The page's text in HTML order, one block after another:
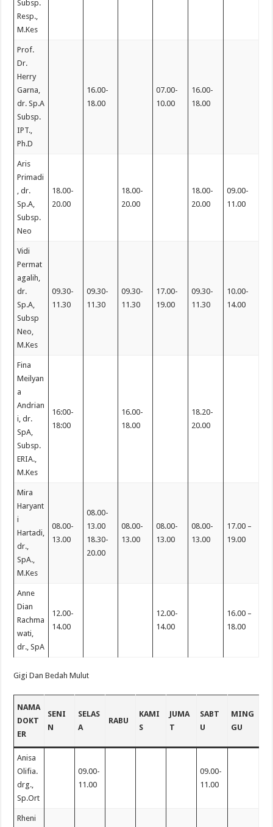
Subsp.
Resp.,
M.Kes
Prof.
Dr.
Herry
Garna,
dr. Sp.A
Subsp.
IPT.,
Ph.D
16.00-
18.00
07.00-
10.00
16.00-
18.00
Aris
Primadi
, dr.
Sp.A,
Subsp.
Neo
18.00-
20.00
18.00-
20.00
18.00-
20.00
09.00-
11.00
Vidi
Permat
agalih,
dr.
Sp.A,
Subsp
Neo,
M.Kes
09.30-
11.30
09.30-
11.30
09.30-
11.30
17.00-
19.00
09.30-
11.30
10.00-
14.00
Fina
Meilyan
a
Andrian
i, dr.
SpA,
Subsp.
ERIA.,
M.Kes
16:00-
18:00
16.00-
18.00
18.20-
20.00
Mira
Haryant
i
Hartadi,
dr.,
SpA.,
M.Kes
08.00-
13.00
08.00-
13.00
18.30-
20.00
08.00-
13.00
08.00-
13.00
08.00-
13.00
17.00 –
19.00
Anne
Dian
Rachma
wati,
dr., SpA
12.00-
14.00
12.00-
14.00
16.00 –
18.00
Gigi Dan Bedah Mulut
NAMA
DOKT
ER
SENI
N
SELAS
A
RABU
KAMI
S
JUMA
T
SABT
U
MING
GU
Anisa
Olifia.
drg.,
Sp.Ort
09.00-
11.00
09.00-
11.00
Rheni